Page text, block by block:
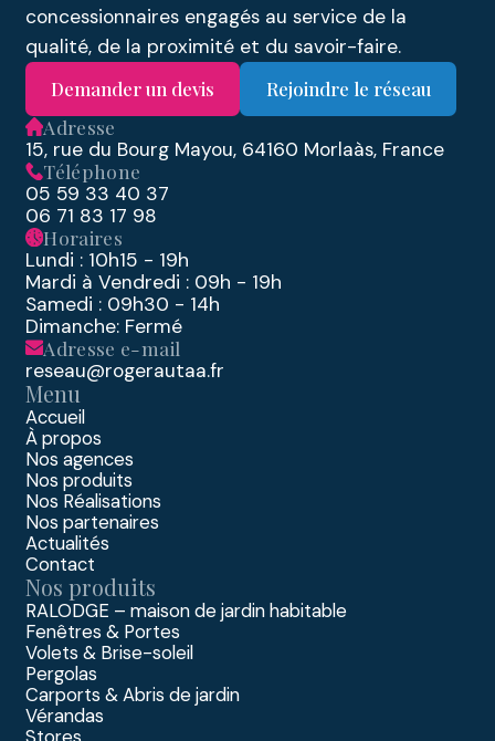
concessionnaires engagés au service de la
qualité, de la proximité et du savoir-faire.
Demander un devis
Rejoindre le réseau
Adresse
15, rue du Bourg Mayou, 64160 Morlaàs, France
Téléphone
05 59 33 40 37
06 71 83 17 98
Horaires
Lundi : 10h15 - 19h
Mardi à Vendredi : 09h - 19h
Samedi : 09h30 - 14h
Dimanche: Fermé
Adresse e-mail
reseau@rogerautaa.fr
Menu
Accueil
À propos
Nos agences
Nos produits
Nos Réalisations
Nos partenaires
Actualités
Contact
Nos produits
RALODGE – maison de jardin habitable
Fenêtres & Portes
Volets & Brise-soleil
Pergolas
Carports & Abris de jardin
Vérandas